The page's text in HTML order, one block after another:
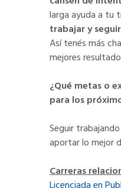
larga ayuda a tu
trabajar y
Así tenés más
mejores
¿Qué metas o
para los
Seguir
aportar lo mejor
Carreras